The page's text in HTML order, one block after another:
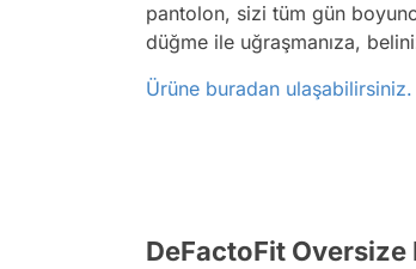
pantolon, sizi tüm gün
düğme ile uğraşmanıza,
Ürüne buradan ulaşabilirsiniz.
DeFactoFit